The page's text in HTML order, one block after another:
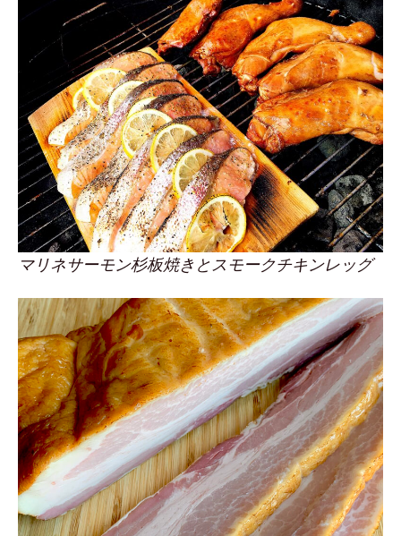
マリネサーモン杉板焼きとスモークチキンレッグ